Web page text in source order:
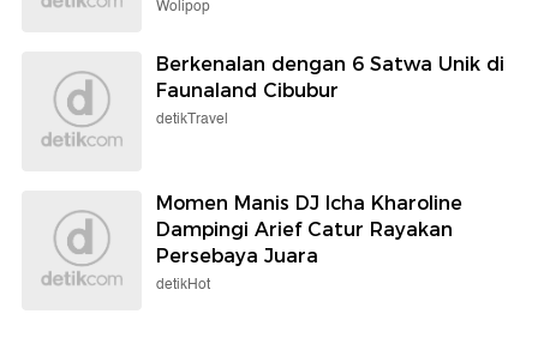
Wolipop
Berkenalan dengan 6 Satwa Unik di
Faunaland Cibubur
detikTravel
Momen Manis DJ Icha Kharoline
Dampingi Arief Catur Rayakan
Persebaya Juara
detikHot